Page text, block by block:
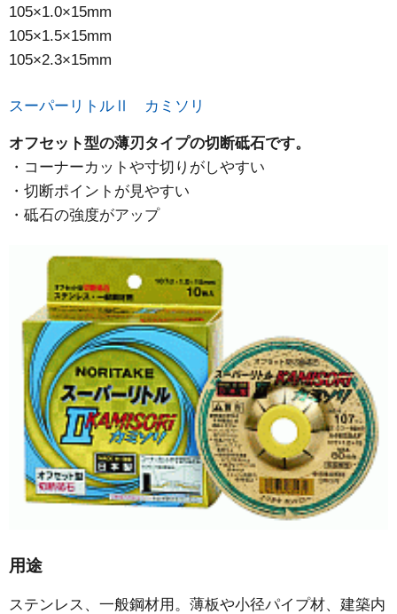
105×1.0×15mm
105×1.5×15mm
105×2.3×15mm
スーパーリトルⅡ カミソリ
オフセット型の薄刃タイプの切断砥石です。
コーナーカットや寸切りがしやすい
切断ポイントが見やすい
砥石の強度がアップ
用途
ステンレス、一般鋼材用。薄板や小径パイプ材、建築内